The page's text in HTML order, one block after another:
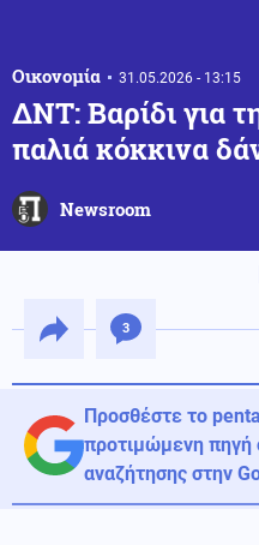
Οικονομία 31.05.2026 - 13:15
ΔΝΤ: Βαρίδι για
παλιά κόκκινα
Newsroom
3
Προσθέστε το
προτιμώμενη πηγή
αναζήτησης στην